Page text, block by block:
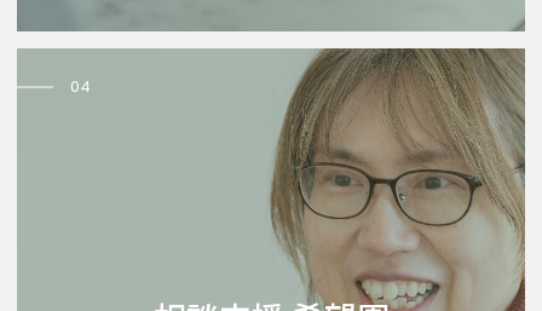
04